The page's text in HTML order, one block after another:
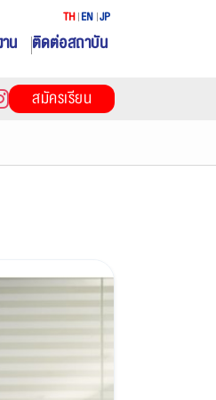
น ติดต่อสถาบัน
TH EN JP
สมัครเรียน